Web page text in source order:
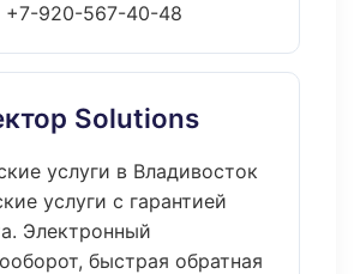
+7-920-567-40-48
Solutions
услуги в Владивосток
услуги с гарантией
Электронный
быстрая обратная